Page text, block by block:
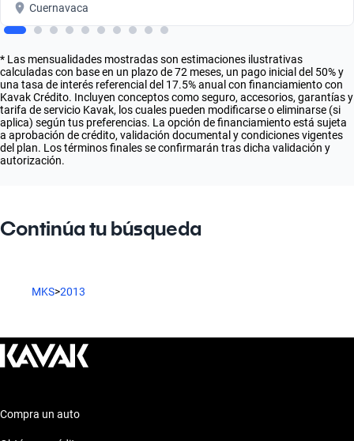
Cuernavaca
* Las mensualidades mostradas son estimaciones ilustrativas
calculadas con base en un plazo de 72 meses, un pago inicial del 50% y
una tasa de interés referencial del 17.5% anual con financiamiento con
Kavak Crédito. Incluyen conceptos como seguro, accesorios, garantías y
tarifa de servicio Kavak, los cuales pueden modificarse o eliminarse (si
aplica) según tus preferencias. La opción de financiamiento está sujeta
a aprobación de crédito, validación documental y condiciones vigentes
del plan. Los términos finales se confirmarán tras dicha validación y
autorización.
Continúa tu búsqueda
MKS>2013
Compra un auto